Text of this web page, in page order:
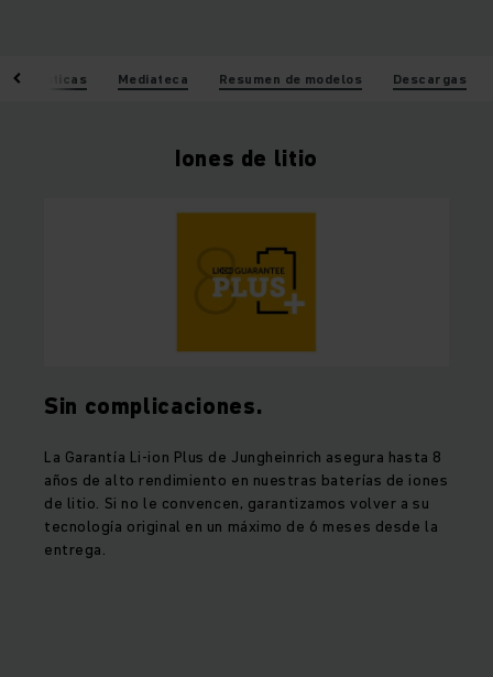
Mediateca Resumen de modelos Descargas
Iones de litio
Sin complicaciones.
La Garantía Li-ion Plus de Jungheinrich asegura hasta 8
años de alto rendimiento en nuestras baterías de iones
de litio. Si no le convencen, garantizamos volver a su
tecnología original en un máximo de 6 meses desde la
entrega.